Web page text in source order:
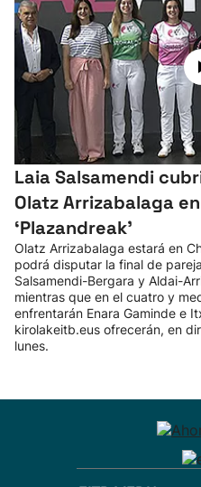
Laia Salsamendi
Olatz Arrizabalaga
‘Plazandreak'
Olatz Arrizabalaga estará en
podrá disputar la final de
Salsamendi-Bergara y Aldai-
mientras que en el cuatro y
enfrentarán Enara Gaminde e
kirolakeitb.eus ofrecerán, en
lunes.